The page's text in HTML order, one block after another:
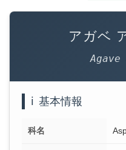
アガベ
ℹ️ 基本情報
科名